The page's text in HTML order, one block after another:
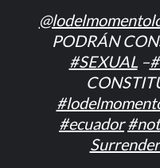
PODRÁN
#SEXUAL–
#ecuador